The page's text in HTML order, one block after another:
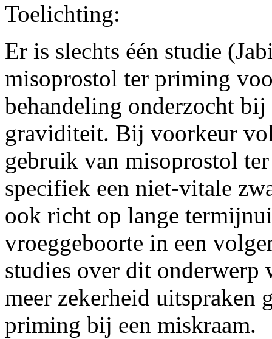
Toelichting:
Er is slechts één studie
misoprostol ter priming
behandeling onderzocht
graviditeit. Bij voorkeur
gebruik van misoprostol
specifiek een niet-vitale
ook richt op lange
vroeggeboorte in een
studies over dit onderwerp
meer zekerheid uitspraken
priming bij een miskraam.